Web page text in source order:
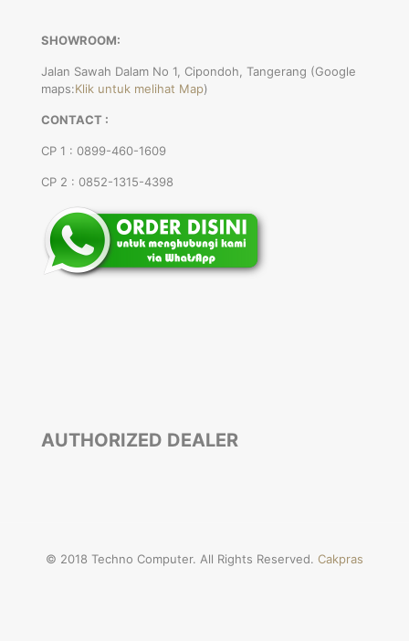
SHOWROOM:
Jalan Sawah Dalam No 1, Cipondoh, Tangerang (Google
maps:Klik untuk melihat Map)
CONTACT :
CP 1 : 0899-460-1609
CP 2 : 0852-1315-4398
AUTHORIZED DEALER
© 2018 Techno Computer. All Rights Reserved. Cakpras